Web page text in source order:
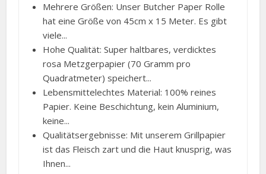
Mehrere Größen: Unser Butcher Paper Rolle
hat eine Größe von 45cm x 15 Meter. Es gibt
viele...
Hohe Qualität: Super haltbares, verdicktes
rosa Metzgerpapier (70 Gramm pro
Quadratmeter) speichert...
Lebensmittelechtes Material: 100% reines
Papier. Keine Beschichtung, kein Aluminium,
keine...
Qualitätsergebnisse: Mit unserem Grillpapier
ist das Fleisch zart und die Haut knusprig, was
Ihnen...